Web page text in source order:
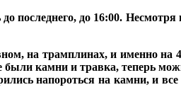
последнего, до 16:00. Несмотря
на трамплинах, и именно на
были камни и травка, теперь
напороться на камни, и